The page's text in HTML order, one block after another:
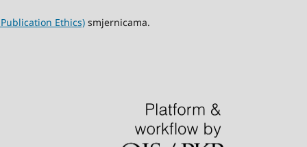
Ethics) smjernicama.